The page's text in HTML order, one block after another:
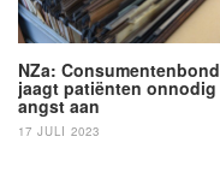
NZa: Consumentenbond
jaagt patiënten onnodig
angst aan
17 JULI 2023